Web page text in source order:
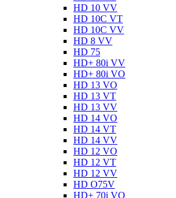
HD 10 VV
HD 10C VT
HD 10C VV
HD 8 VV
HD 75
HD+ 80i VV
HD+ 80i VO
HD 13 VO
HD 13 VT
HD 13 VV
HD 14 VO
HD 14 VT
HD 14 VV
HD 12 VO
HD 12 VT
HD 12 VV
HD O75V
HD+ 70i VO